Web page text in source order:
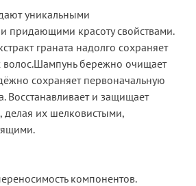
уникальными
придающими красоту свойствами.
граната надолго сохраняет
волос.Шампунь бережно очищает
сохраняет первоначальную
Восстанавливает и защищает
их шелковистыми,
компонентов.